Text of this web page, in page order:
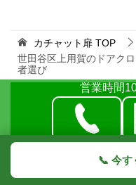
📞 今す
カチャット扉 TOP
世田谷区上用賀のドアク
者選び
営業時間
シェア